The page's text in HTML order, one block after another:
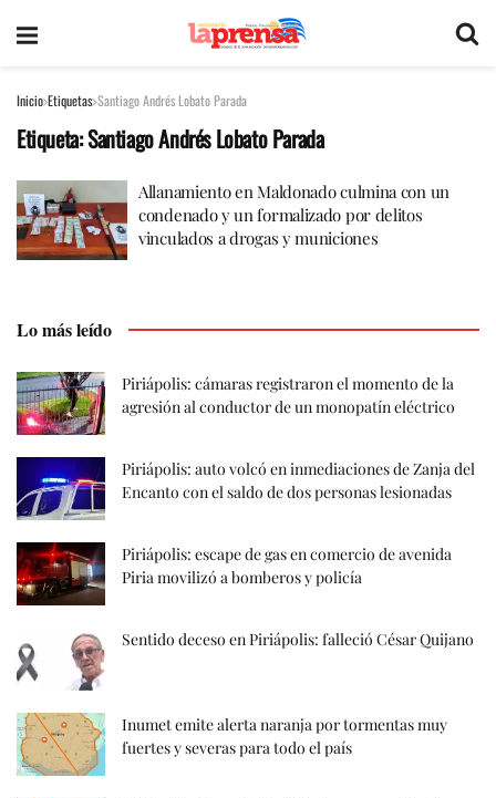
Inicio Etiquetas Santiago Andrés Lobato Parada
Etiqueta:Santiago Andrés Lobato Parada
Allanamiento en Maldonado culmina con un
condenado y un formalizado por delitos
vinculados a drogas y municiones
Lo más leído
Piriápolis: cámaras registraron el momento de la
agresión al conductor de un monopatín eléctrico
Piriápolis: auto volcó en inmediaciones de Zanja del
Encanto con el saldo de dos personas lesionadas
Piriápolis: escape de gas en comercio de avenida
Piria movilizó a bomberos y policía
Sentido deceso en Piriápolis: falleció César Quijano
Inumet emite alerta naranja por tormentas muy
fuertes y severas para todo el país